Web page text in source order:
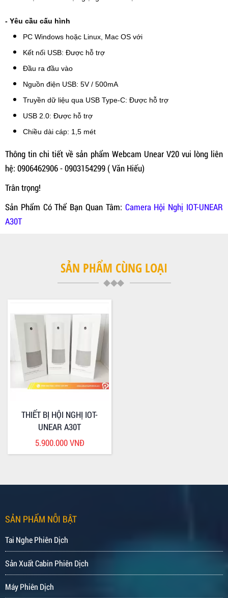
- Yêu cầu cấu hình
PC Windows hoặc Linux, Mac OS với
Kết nối USB: Được hỗ trợ
Đầu ra đầu vào
Nguồn điện USB: 5V / 500mA
Truyền dữ liệu qua USB Type-C: Được hỗ trợ
USB 2.0: Được hỗ trợ
Chiều dài cáp: 1,5 mét
Thông tin chi tiết về sản phẩm Webcam Unear V20 vui lòng liên
hệ: 0906462906 - 0903154299 ( Văn Hiếu)
Trân trọng!
Sản Phẩm Có Thể Bạn Quan Tâm: Camera Hội Nghị IOT-UNEAR
A30T
SẢN PHẨM CÙNG LOẠI
THIẾT BỊ HỘI NGHỊ IOT-
UNEAR A30T
5.900.000 VNĐ
SẢN PHẨM NỖI BẬT
Tai Nghe Phiên Dịch
Sản Xuất Cabin Phiên Dịch
Máy Phiên Dịch